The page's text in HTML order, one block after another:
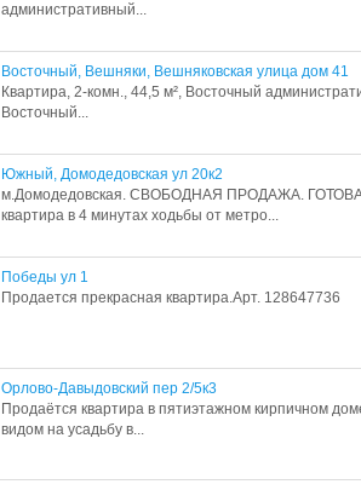
административный...
Восточный, Вешняки, Вешняковская улица дом 41
Квартира, 2-комн., 44,5 м², Восточный
Восточный...
Южный, Домодедовская ул 20к2
м.Домодедовская. СВОБОДНАЯ ПРОДАЖА. ГОТОВА
квартира в 4 минутах ходьбы от метро...
Победы ул 1
Продается прекрасная квартира.Арт. 128647736
Орлово-Давыдовский пер 2/5к3
Продаётся квартира в пятиэтажном кирпичном
видом на усадьбу в...